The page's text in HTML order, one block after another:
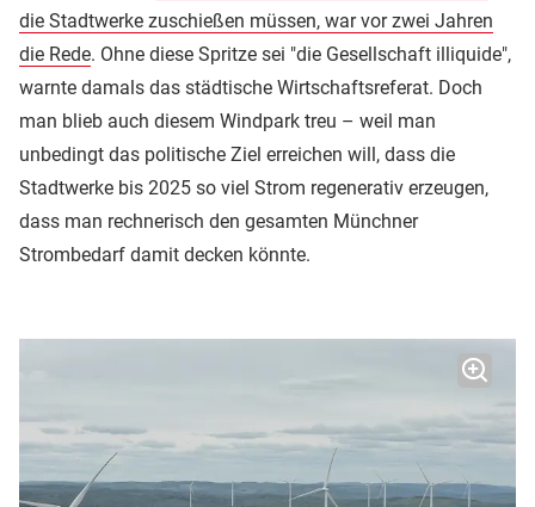
die Stadtwerke zuschießen müssen, war vor zwei Jahren
die Rede. Ohne diese Spritze sei "die Gesellschaft illiquide",
warnte damals das städtische Wirtschaftsreferat. Doch
man blieb auch diesem Windpark treu – weil man
unbedingt das politische Ziel erreichen will, dass die
Stadtwerke bis 2025 so viel Strom regenerativ erzeugen,
dass man rechnerisch den gesamten Münchner
Strombedarf damit decken könnte.